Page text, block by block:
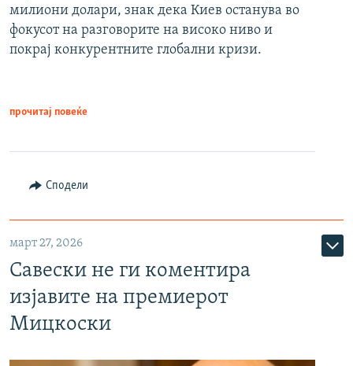
милиони долари, знак дека Киев останува во
фокусот на разговорите на високо ниво и
покрај конкурентните глобални кризи.
прочитај повеќе
Сподели
март 27, 2026
Савески не ги коментира
изјавите на премиерот
Мицкоски